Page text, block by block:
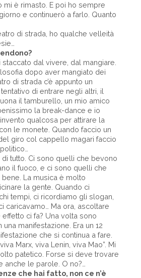
mi è rimasto. E poi ho sempre
e continuerò a farlo. Quanto
di strada, ho qualche velleità
dal vivere, dal mangiare.
dopo aver mangiato dei
di strada c’è appunto un
di entrare negli altri, il
il tamburello, un mio amico
la break-dance e io
qualcosa per attirare la
le monete. Quando faccio un
giro col cappello magari faccio
tutto. Ci sono quelli che bevono
il fuoco, e ci sono quelli che
La musica è molto
la gente. Quando ci
tempi, ci ricordiamo gli slogan,
caricavamo… Ma ora, ascoltare
effetto ci fa? Una volta sono
manifestazione. Era un 12
che si continua a fare.
Marx, viva Lenin, viva Mao”. Mi
patetico. Forse si deve trovare
le parole. O no?…
che hai fatto, non ce n’è